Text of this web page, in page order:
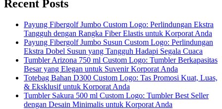
Recent Posts
Payung Fibergolf Jumbo Custom Logo: Perlindungan Ekstra
Tangguh dengan Rangka Fiber Elastis untuk Korporat Anda
Payung Fibergolf Jumbo Susun Custom Logo: Perlindungan
Ekstra Dobel Susun yang Tangguh Hadapi Segala Cuaca
Tumbler Arizona 750 ml Custom Logo: Tumbler Berkapasitas
Besar yang Elegan untuk Suvenir Korporat Anda
Totebag Bahan D300 Custom Logo: Tas Promosi Kuat, Luas,
& Eksklusif untuk Korporat Anda
Tumbler Sakura 500 ml Custom Logo: Tumbler Best Seller
dengan Desain Minimalis untuk Korporat Anda